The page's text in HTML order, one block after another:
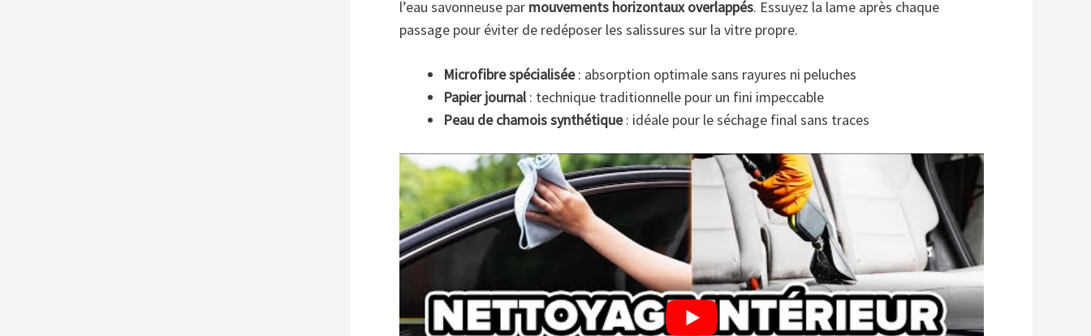
l’eau savonneuse par mouvements horizontaux overlappés. Essuyez la lame après chaque
passage pour éviter de redéposer les salissures sur la vitre propre.
Microfibre spécialisée: absorption optimale sans rayures ni peluches
Papier journal: technique traditionnelle pour un fini impeccable
Peau de chamois synthétique: idéale pour le séchage final sans traces